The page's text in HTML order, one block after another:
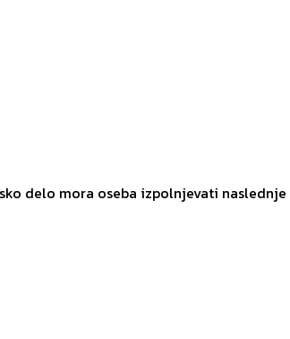
delo mora oseba izpolnjevati